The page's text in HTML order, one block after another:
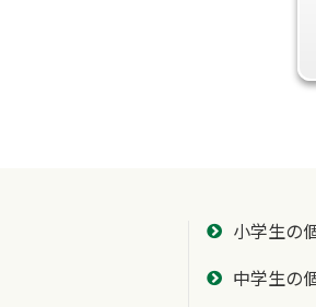
小学生の
中学生の